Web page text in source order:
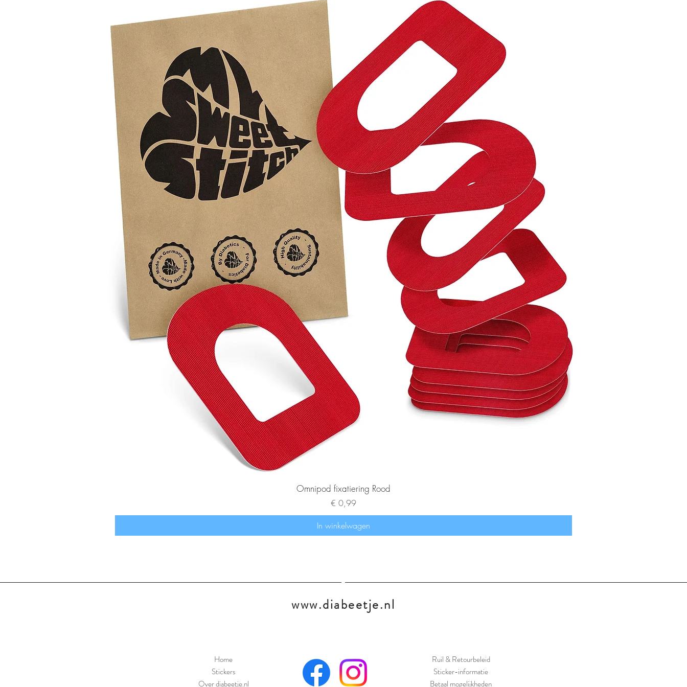
Omnipod fixatiering Rood
Prijs
€ 0,99
In winkelwagen
www.diabeetje.nl
Home
Stickers
Over diabeetje.nl
Ruil & Retourbeleid
Sticker-informatie
Betaal mogelijkheden